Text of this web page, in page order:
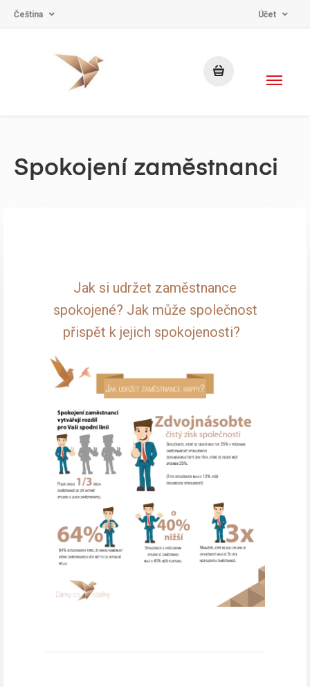
Čeština Účet
Spokojení zaměstnanci
Jak si udržet zaměstnance
spokojené? Jak může společnost
přispět k jejich spokojenosti?